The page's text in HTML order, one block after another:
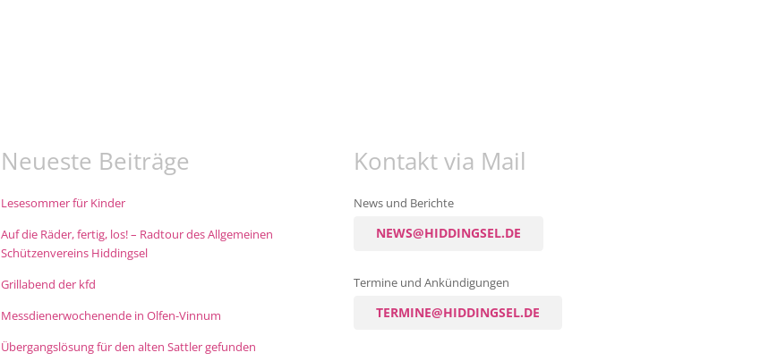
Neueste Beiträge
Lesesommer für Kinder
Auf die Räder, fertig, los! – Radtour des Allgemeinen
Schützenvereins Hiddingsel
Grillabend der kfd
Messdienerwochenende in Olfen-Vinnum
Übergangslösung für den alten Sattler gefunden
Kontakt via Mail
News und Berichte
NEWS@HIDDINGSEL.DE
Termine und Ankündigungen
TERMINE@HIDDINGSEL.DE